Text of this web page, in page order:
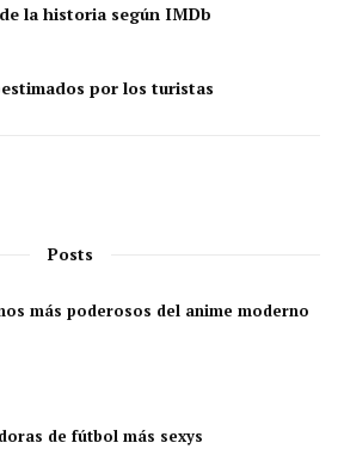
la historia según IMDb
por los turistas
Posts
más poderosos del anime moderno
de fútbol más sexys